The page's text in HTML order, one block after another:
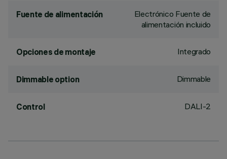
Fuente de alimentación
Electrónico Fuente de
alimentación incluido
Opciones de montaje Integrado
Dimmable option Dimmable
Control DALI-2